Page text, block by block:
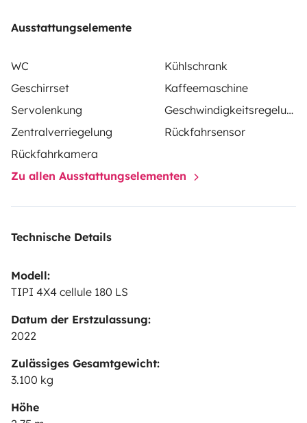
Ausstattungselemente
WC
Kühlschrank
Geschirrset
Kaffeemaschine
Servolenkung
Geschwindigkeitsregelung
Zentralverriegelung
Rückfahrsensor
Rückfahrkamera
Zu allen Ausstattungselementen
Technische Details
Modell:
TIPI 4X4 cellule 180 LS
Datum der Erstzulassung:
2022
Zulässiges Gesamtgewicht:
3.100 kg
Höhe